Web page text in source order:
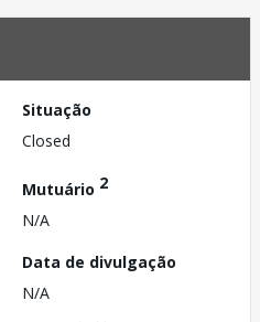
Situação
Closed
Mutuário 2
N/A
Data de divulgação
N/A